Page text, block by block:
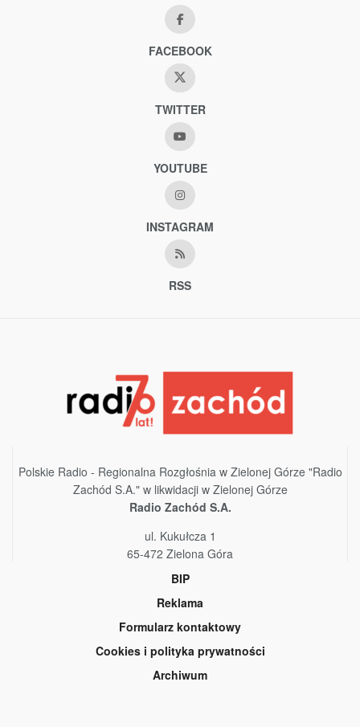
FACEBOOK
TWITTER
YOUTUBE
INSTAGRAM
RSS
Polskie Radio - Regionalna Rozgłośnia w Zielonej Górze "Radio
Zachód S.A." w likwidacji w Zielonej Górze
Radio Zachód S.A.
ul. Kukułcza 1
65-472 Zielona Góra
BIP
Reklama
Formularz kontaktowy
Cookies i polityka prywatności
Archiwum